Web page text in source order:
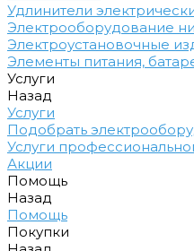
Удлинители
Электрооборудование
Электроустановочные
Элементы питания,
Услуги
Назад
Услуги
Подобрать
Услуги
Акции
Помощь
Назад
Помощь
Покупки